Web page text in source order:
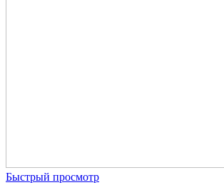
Быстрый просмотр